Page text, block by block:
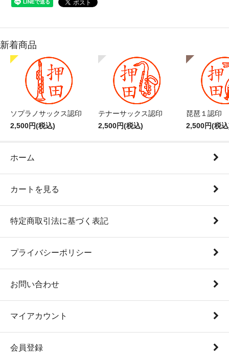
新着商品
ソプラノサックス認印
2,500円(税込)
テナーサックス認印
2,500円(税込)
琵琶１認印
2,500円(税
ホーム
カートを見る
特定商取引法に基づく表記
プライバシーポリシー
お問い合わせ
マイアカウント
会員登録